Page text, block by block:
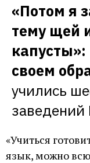
«Потом я
тему щей
своем
учились
«Учиться
язык, можно